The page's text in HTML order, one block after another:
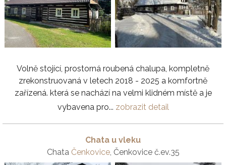
Volně stojící, prostorná roubená chalupa, kompletně
zrekonstruovaná v letech 2018 - 2025 a komfortně
zařízená. která se nachází na velmi klidném místě a je
vybavena pro... zobrazit detail
Chata u vleku
Chata Čenkovice, Čenkovice č.ev.35